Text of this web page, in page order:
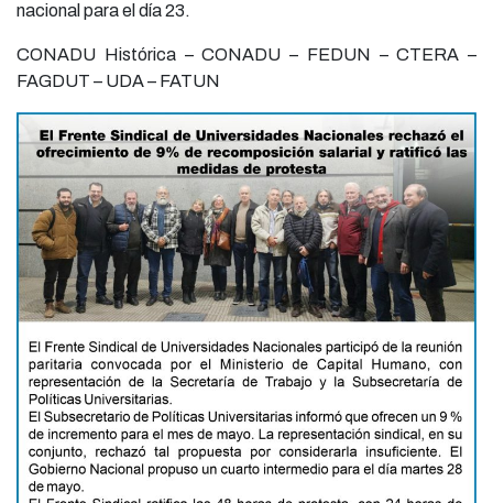
nacional para el día 23.
CONADU Histórica – CONADU – FEDUN – CTERA –
FAGDUT – UDA – FATUN